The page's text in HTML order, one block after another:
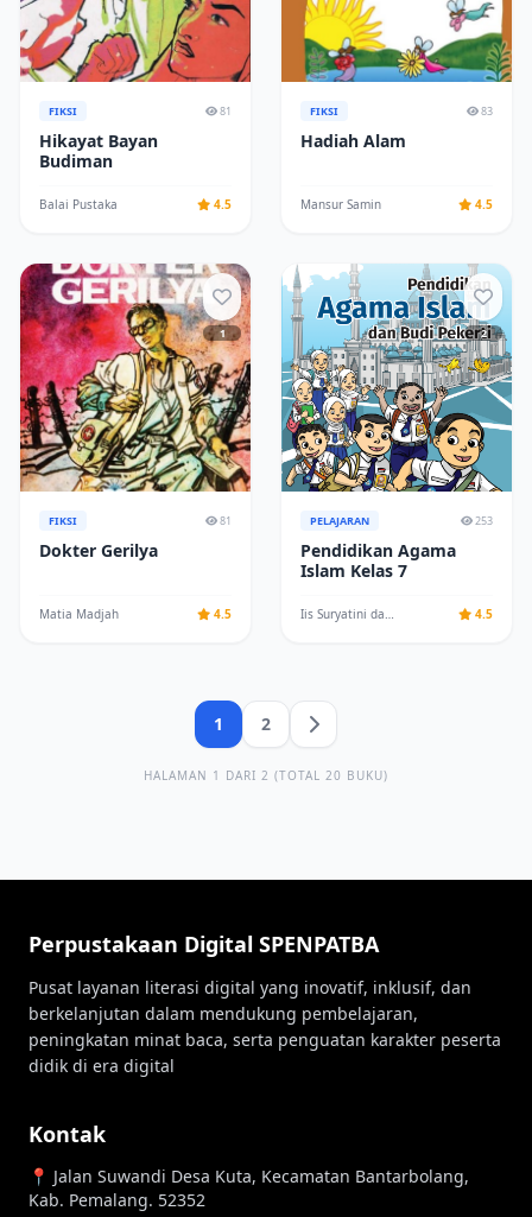
FIKSI 81
Hikayat Bayan
Budiman
Balai Pustaka 4.5
FIKSI 83
Hadiah Alam
Mansur Samin 4.5
1
FIKSI 81
Dokter Gerilya
Matia Madjah 4.5
2
PELAJARAN 253
Pendidikan Agama
Islam Kelas 7
Iis Suryatini dan Hasyim Asy'ari 4.5
1 2
HALAMAN 1 DARI 2 (TOTAL 20 BUKU)
Perpustakaan Digital SPENPATBA
Pusat layanan literasi digital yang inovatif, inklusif, dan
berkelanjutan dalam mendukung pembelajaran,
peningkatan minat baca, serta penguatan karakter peserta
didik di era digital
Kontak
📍 Jalan Suwandi Desa Kuta, Kecamatan Bantarbolang,
Kab. Pemalang. 52352